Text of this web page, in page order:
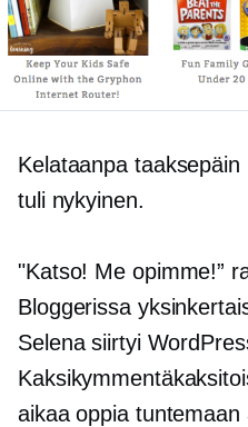
Kelataanpa
tuli nykyinen.
"Katso! Me opimme!”
Bloggerissa
Selena siirtyi
aikaa oppia